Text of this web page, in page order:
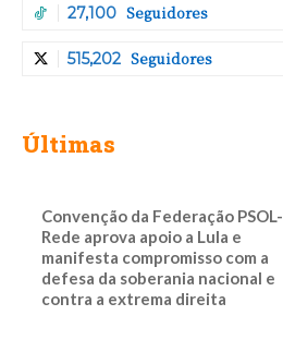
27,100 Seguidores
515,202 Seguidores
Últimas
Convenção da Federação PSOL-
Rede aprova apoio a Lula e
manifesta compromisso com a
defesa da soberania nacional e
contra a extrema direita